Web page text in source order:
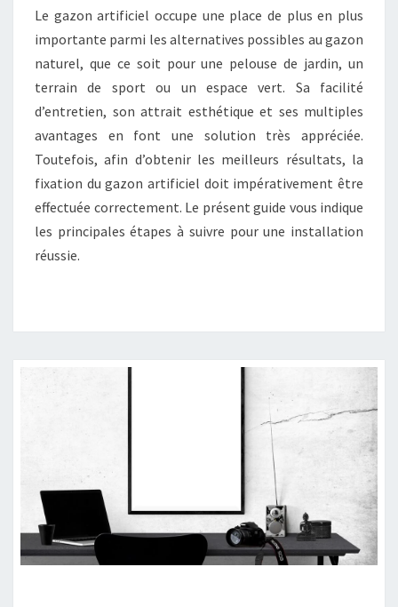
DE
VOTRE
GAZON
ARTIFICIEL
Le gazon artificiel occupe une place de plus en plus
importante parmi les alternatives possibles au gazon
naturel, que ce soit pour une pelouse de jardin, un
terrain de sport ou un espace vert. Sa facilité
d’entretien, son attrait esthétique et ses multiples
avantages en font une solution très appréciée.
Toutefois, afin d’obtenir les meilleurs résultats, la
fixation du gazon artificiel doit impérativement être
effectuée correctement. Le présent guide vous indique
les principales étapes à suivre pour une installation
réussie.